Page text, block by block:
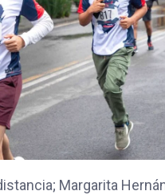
Margarita